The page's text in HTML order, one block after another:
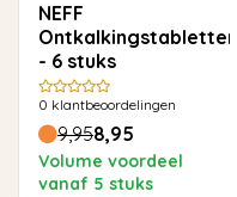
NEFF
Ontkalkingstabletten
- 6 stuks
0 klantbeoordelingen
9,958,95
Volume voordeel
vanaf 5 stuks